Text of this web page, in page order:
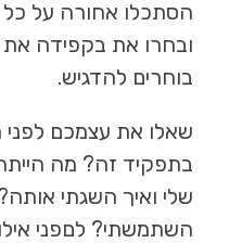
הסתכלו אחורה על
ובחרו את בקפידה
בוחרים להדגיש.
שאלו את עצמכם
בתפקיד זה? מה
שלי ואיך השגתי
השתמשתי? לםפני